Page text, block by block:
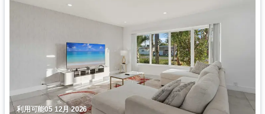
利用可能05 12月 2026